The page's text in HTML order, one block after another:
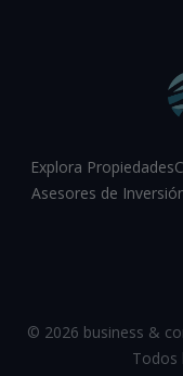
Explora Propiedades
Asesores de
© 2026 business &
Todos